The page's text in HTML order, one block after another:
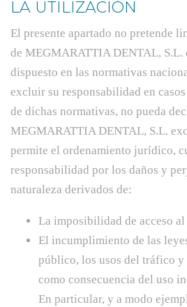
LA UTILIZACIÓN
El presente apartado no pretende
de MEGMARATTIA DENTAL, S.L.
dispuesto en las normativas
excluir su responsabilidad en
de dichas normativas, no pueda
MEGMARATTIA DENTAL, S.L.
permite el ordenamiento jurídico,
responsabilidad por los daños y
naturaleza derivados de:
La imposibilidad de acceso
El incumplimiento de las
público, los usos del tráfico y
como consecuencia del uso
En particular, y a modo